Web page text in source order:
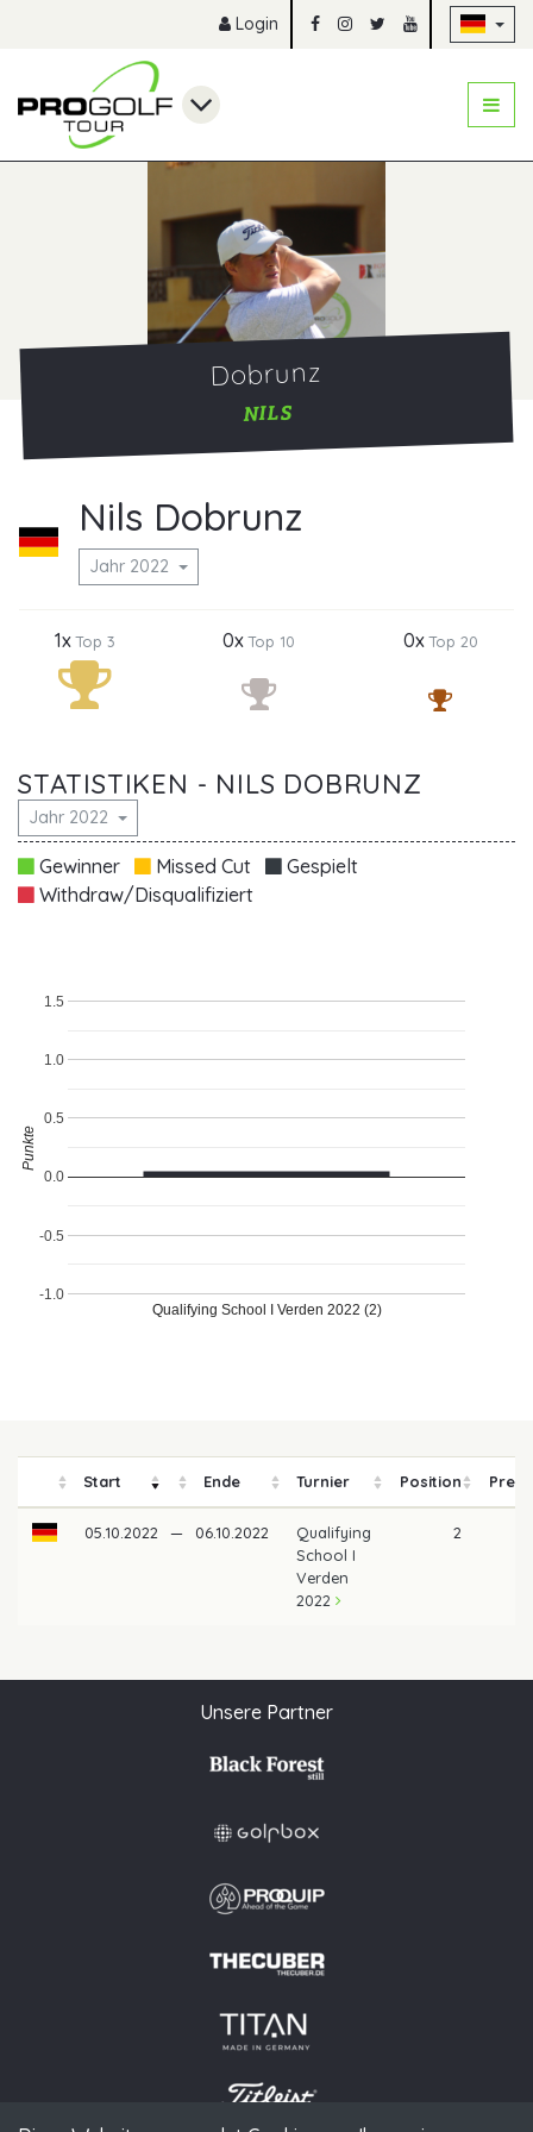
Login
Dobrunz
NILS
Nils Dobrunz
Jahr 2022
1xTop 3 0xTop 10 0xTop 20
STATISTIKEN - NILS DOBRUNZ
Jahr 2022
Gewinner Missed Cut
Gespielt
Withdraw/Disqualifiziert
Qualifying School I Verden 2022 (2)
-1.0
-0.5
0.0
0.5
1.0
1.5
Punkte
Start Ende Turnier Position
05.10.2022 — 06.10.2022
Qualifying
School I
Verden
2022
2
Unsere Partner